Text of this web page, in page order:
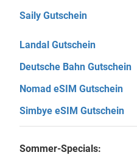
Saily Gutschein
Landal Gutschein
Deutsche Bahn Gutschein
Nomad eSIM Gutschein
Simbye eSIM Gutschein
Sommer-Specials: